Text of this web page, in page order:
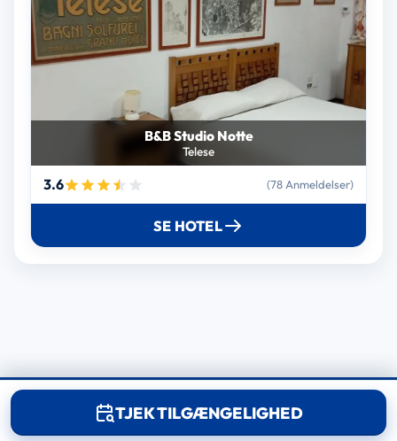
B&B Studio Notte
Telese
3.6 (78 Anmeldelser)
SE HOTEL
Juridisk meddelelse
Cookiepolitik Kontakt
TJEK TILGÆNGELIGHED